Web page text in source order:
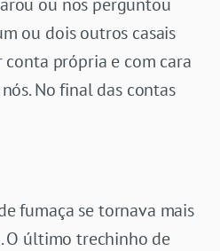
ou dois outros casais
própria e com cara
No final das contas
fumaça se tornava mais
O último trechinho de